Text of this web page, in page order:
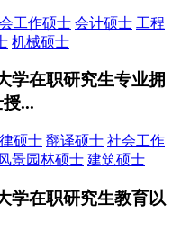
工作硕士 会计硕士 工程
机械硕士
学在职研究生专业拥
...
硕士 翻译硕士 社会工作
风景园林硕士 建筑硕士
学在职研究生教育以